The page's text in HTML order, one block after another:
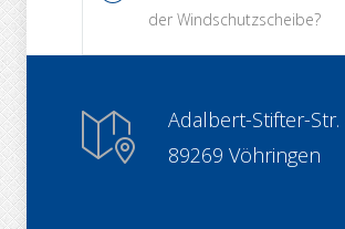
der Windschutzscheibe?
Adalbert-Stifter-Str.
89269 Vöhringen